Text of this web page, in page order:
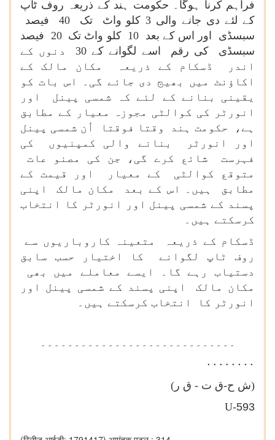
فراہم کرنا ہوگا۔ حکومت ہند کے ذریعہ روف ٹاپ
کے لئے دی جانے والی 3 کلو واٹ تک 40 فیصد
سبسڈی اور اس کے بعد 10 کلو واٹ تک 20 فیصد
سبسڈی کی رقم اسے لگوانے کے 30 دنوں کے
اندر ڈسکام کے ذریعہ مکان مالک کے
اکاؤنٹ میں بھیج دی جائے گی۔ اس بات کو
یقینی بنانے کے لئے کہ شمسی پینل اور
انورٹر کی کوالٹی مجوزہ معیار کے مطابق
ہے، حکومت ہند وقتا فوقتا اُن شمسی پینل
اور انورٹر بنانے والی کمپنیوں کی
فہرست شائع کرے گی، جن کی مصنو عات
متوقع کوالٹی کے معیار اور قیمت کے
مطابق ہیں۔ اس کے بعد مکان مالک اپنی
پسند کے شمسی پینل اور انورٹر کا انتخاب
کرسکتے ہیں۔
ڈسکام کے ذریعہ متعینہ کاروباریوں سے
روف ٹاپ لگوانے کا اختیار حسب سابق
دستیاب رہے گا۔ ایسے معاملے میں بھی
مکان مالک اپنی پسند کے شمسی پینل اور
انورٹر کا انتخاب کرسکتے ہیں۔
۔۔۔۔۔۔۔۔۔۔۔۔۔۔۔۔۔۔۔۔۔۔۔۔۔۔۔۔۔
۰۰۰۰۰۰۰۰
(ش ح-ق ت - ق ر)
U-593